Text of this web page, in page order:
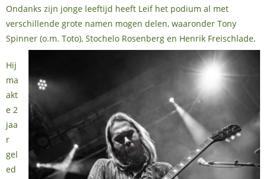
Ondanks zijn jonge leeftijd heeft Leif het podium al met
verschillende grote namen mogen delen, waaronder Tony
Spinner (o.m. Toto), Stochelo Rosenberg en Henrik Freischlade.
Hij
ma
akt
e 2
jaa
r
gel
ed